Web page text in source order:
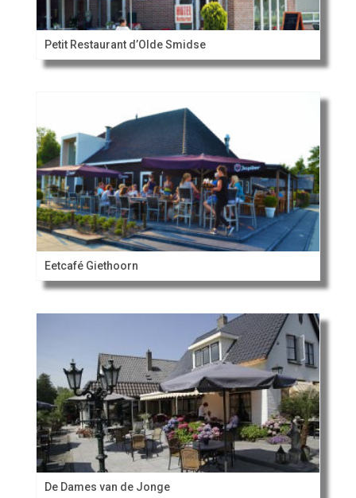
Petit Restaurant d’Olde Smidse
Eetcafé Giethoorn
De Dames van de Jonge